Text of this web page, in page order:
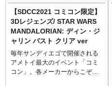
動、グローグーは全高約6センチ
でフィギュア化。ディン・ジャ
リンはヘルメット頭部、ペド
ロ・パスカルの素顔頭部の2種が
付属し、差し替えが可能。ヘル
メットと装甲服は、光沢感のあ
るメッキ塗装を採用し、ウェザ
リングも追加してベスカーが持
【SDCC2021 コミコン限定】
3Dレジェンズ/ STAR WARS
MANDALORIAN: ディン・ジ
ャリン バスト クリア ver
毎年サンディエゴで開催される
アメトイ最大のイベント「コミ
コン」。各メーカーからこぞっ